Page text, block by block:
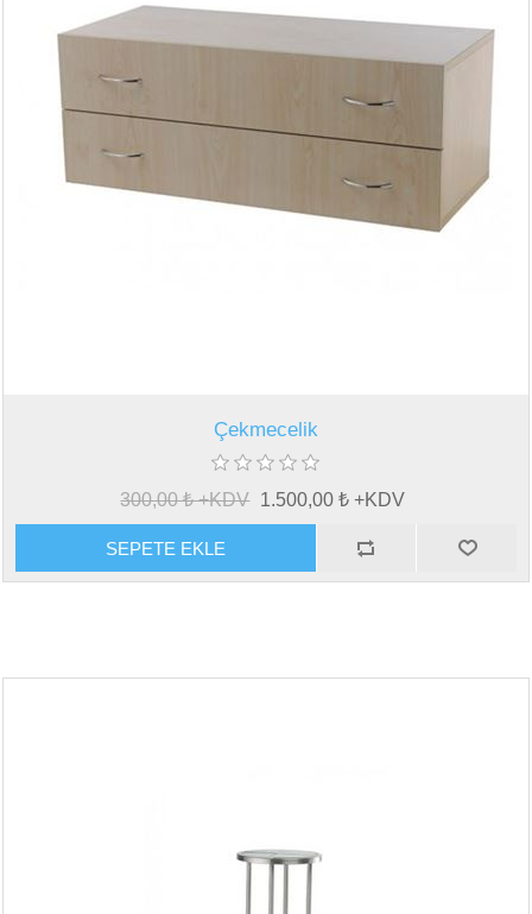
Çekmecelik
300,00 ₺ +KDV 1.500,00 ₺ +KDV